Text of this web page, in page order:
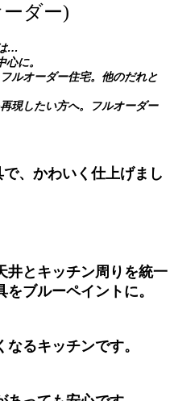
ダー)
…
に。
ルオーダー住宅。他のだれと
現したい方へ。フルオーダー
、かわいく仕上げまし
井とキッチン周りを統一
ブルーペイントに。
るキッチンです。